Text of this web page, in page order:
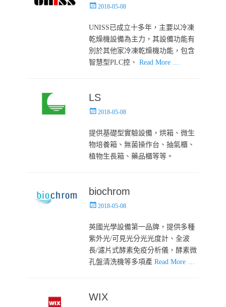
Posted2018-05-08
UNISS已成立十多年，主要以冷凍
乾燥機設備為主力，其設備功能有
別於其他家冷凍乾燥機功能，包含
智慧型PLC控、Read More …
LS
Posted2018-05-08
提供基礎型實驗設備，烘箱、微生
物培養箱、無菌操作台、抽氣櫃、
植物生長箱、藥品櫃等等。
biochrom
Posted2018-05-08
英國光學設備第一品牌，提供多種
紫外光/可見光分光光度計、全波
長/濾片式酵素免疫分析儀，酵素微
孔盤清洗機等多項產Read More …
WIX